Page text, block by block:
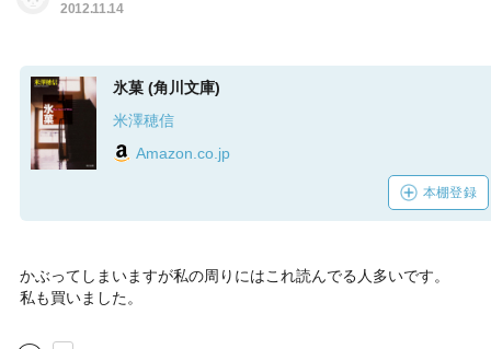
2012.11.14
氷菓 (角川文庫)
米澤穂信
Amazon.co.jp
本棚登録
かぶってしまいますが私の周りにはこれ読んでる人多いです。
私も買いました。